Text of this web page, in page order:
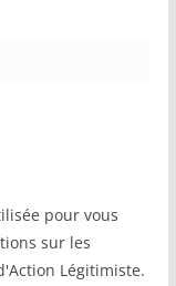
pour vous
sur les
Légitimiste.